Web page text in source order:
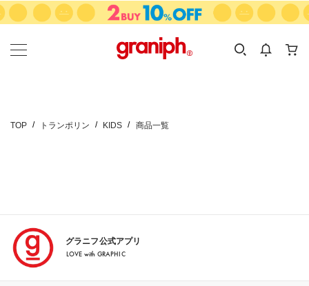
カテゴリーから探す
KIDS
カテゴリ
サイズ
TOP トランポリン KIDS 商品一覧
グラニフ公式アプリ
LOVE with GRAPHIC